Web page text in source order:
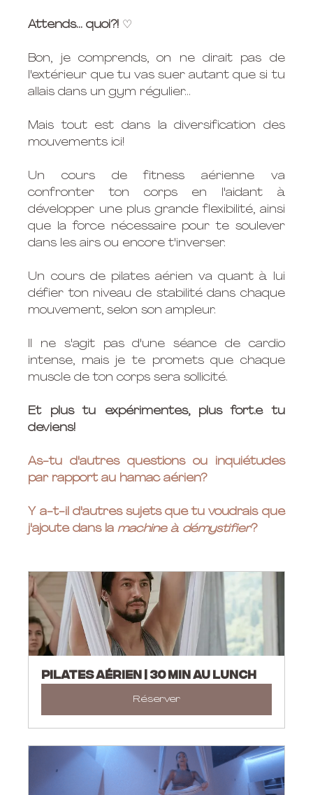
Attends... quoi?! ♡
Bon, je comprends, on ne dirait pas de
l'extérieur que tu vas suer autant que si tu
allais dans un gym régulier...
Mais tout est dans la diversification des
mouvements ici!
Un cours de fitness aérienne va
confronter ton corps en l'aidant à
développer une plus grande flexibilité, ainsi
que la force nécessaire pour te soulever
dans les airs ou encore t'inverser.
Un cours de pilates aérien va quant à lui
défier ton niveau de stabilité dans chaque
mouvement, selon son ampleur.
Il ne s'agit pas d'une séance de cardio
intense, mais je te promets que chaque
muscle de ton corps sera sollicité.
Et plus tu expérimentes, plus fort.e tu
deviens!
As-tu d'autres questions ou inquiétudes
par rapport au hamac aérien?
Y a-t-il d'autres sujets que tu voudrais que
j'ajoute dans la machine à démystifier?
PILATES AÉRIEN | 30 MIN AU LUNCH
Réserver